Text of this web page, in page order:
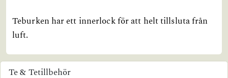
Teburken har ett innerlock för att helt tillsluta från
luft.
Te & Tetillbehör